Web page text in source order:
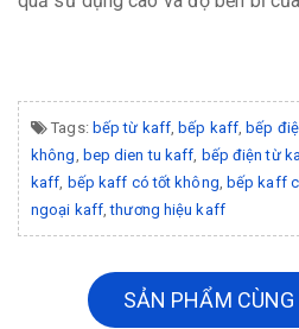
Tags: bếp từ kaff, bếp kaff, bếp
không
bep dien tu kaff bếp điện từ
kaff bếp kaff có tốt không bếp kaff
ngoại kaff ,thương hiệu kaff
SẢN PHẨM